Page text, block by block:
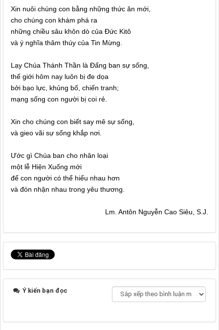
Xin nuôi chúng con bằng những thức ăn mới,
cho chúng con khám phá ra
những chiều sâu khôn dò của Đức Kitô
và ý nghĩa thâm thúy của Tin Mừng.
Lạy Chúa Thánh Thần là Đấng ban sự sống,
thế giới hôm nay luôn bị đe dọa
bởi bạo lực, khủng bố, chiến tranh;
mạng sống con người bị coi rẻ.
Xin cho chúng con biết say mê sự sống,
và gieo vãi sự sống khắp nơi.
Ước gì Chúa ban cho nhân loại
một lễ Hiện Xuống mới
để con người có thể hiểu nhau hơn
và đón nhận nhau trong yêu thương.
Lm. Antôn Nguyễn Cao Siêu, S.J.
Ý kiến bạn đọc